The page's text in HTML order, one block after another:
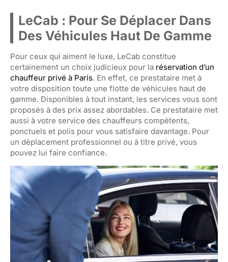
LeCab : Pour Se Déplacer Dans
Des Véhicules Haut De Gamme
Pour ceux qui aiment le luxe, LeCab constitue
certainement un choix judicieux pour la réservation d’un
chauffeur privé à Paris. En effet, ce prestataire met à
votre disposition toute une flotte de véhicules haut de
gamme. Disponibles à tout instant, les services vous sont
proposés à des prix assez abordables. Ce prestataire met
aussi à votre service des chauffeurs compétents,
ponctuels et polis pour vous satisfaire davantage. Pour
un déplacement professionnel ou à titre privé, vous
pouvez lui faire confiance.